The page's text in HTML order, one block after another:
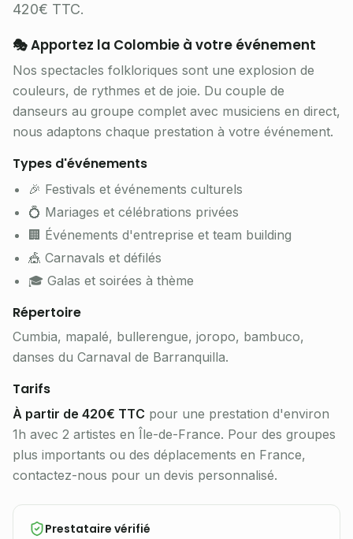
420€ TTC.
🎭 Apportez la Colombie à votre événement
Nos spectacles folkloriques sont une explosion de
couleurs, de rythmes et de joie. Du couple de
danseurs au groupe complet avec musiciens en direct,
nous adaptons chaque prestation à votre événement.
Types d'événements
🎉 Festivals et événements culturels
💍 Mariages et célébrations privées
🏢 Événements d'entreprise et team building
🎪 Carnavals et défilés
🎓 Galas et soirées à thème
Répertoire
Cumbia, mapalé, bullerengue, joropo, bambuco,
danses du Carnaval de Barranquilla.
Tarifs
À partir de 420€ TTC pour une prestation d'environ
1h avec 2 artistes en Île-de-France. Pour des groupes
plus importants ou des déplacements en France,
contactez-nous pour un devis personnalisé.
Prestataire vérifié